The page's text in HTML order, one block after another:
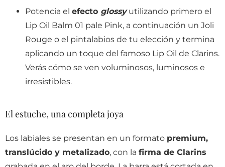
Potencia el efecto glossyutilizando primero el
Lip Oil Balm 01 pale Pink, a continuación un Joli
Rouge o el pintalabios de tu elección y termina
aplicando un toque del famoso Lip Oil de Clarins.
Verás cómo se ven voluminosos, luminosos e
irresistibles.
El estuche, una completa joya
Los labiales se presentan en un formato premium,
translúcido y metalizado, con la firma de Clarins